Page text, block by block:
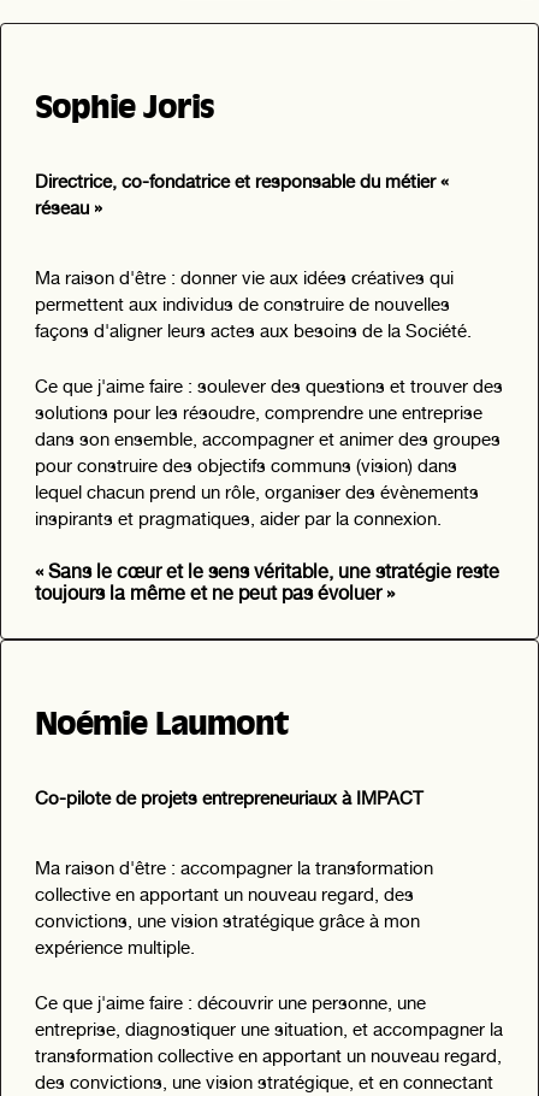
Sophie Joris
Directrice, co-fondatrice et responsable du métier «
réseau »
Ma raison d'être : donner vie aux idées créatives qui
permettent aux individus de construire de nouvelles
façons d'aligner leurs actes aux besoins de la Société.
Ce que j'aime faire : soulever des questions et trouver des
solutions pour les résoudre, comprendre une entreprise
dans son ensemble, accompagner et animer des groupes
pour construire des objectifs communs (vision) dans
lequel chacun prend un rôle, organiser des évènements
inspirants et pragmatiques, aider par la connexion.
« Sans le cœur et le sens véritable, une stratégie reste
toujours la même et ne peut pas évoluer »
Noémie Laumont
Co-pilote de projets entrepreneuriaux à IMPACT
Ma raison d'être : accompagner la transformation
collective en apportant un nouveau regard, des
convictions, une vision stratégique grâce à mon
expérience multiple.
Ce que j'aime faire : découvrir une personne, une
entreprise, diagnostiquer une situation, et accompagner la
transformation collective en apportant un nouveau regard,
des convictions, une vision stratégique, et en connectant